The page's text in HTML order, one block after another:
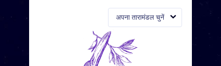
अपना तारामंडल चुनें